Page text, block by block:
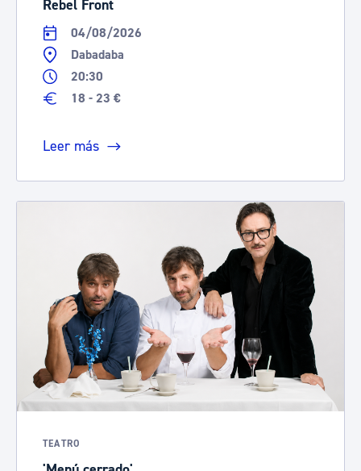
Rebel Front
04/08/2026
Dabadaba
20:30
18 - 23 €
Leer más
TEATRO